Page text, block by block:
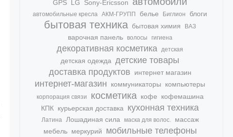
GPS LG Sony-Ericsson
автомобильные кресла АКМ-ГРУПП белье Биглион блоги
бытовая техника бытовая химия ВАЗ
варочная панель волосы гигиена
декоративная косметика детская
детская одежда детские товары
доставка продуктов
интернет магазин
интернет-магазин коммуникаторы компьютеры
корпорация связи косметика кофе
кофемашина
КПК курьерская доставка кухонная техника
Латина Лошадиная сила маска для волос.
массаж
мебель меркурий мобильные телефоны